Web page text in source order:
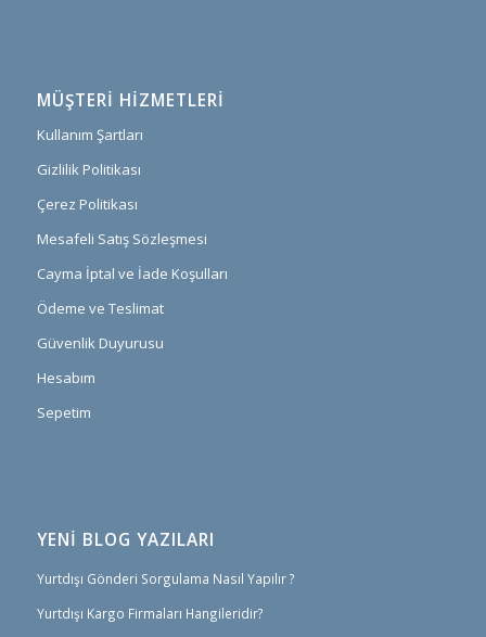
MÜŞTERI HIZMETLERI
Kullanım Şartları
Gizlilik Politikası
Çerez Politikası
Mesafeli Satış Sözleşmesi
Cayma İptal ve İade Koşulları
Ödeme ve Teslimat
Güvenlik Duyurusu
Hesabım
Sepetim
YENİ BLOG YAZILARI
Yurtdışı Gönderi Sorgulama Nasıl Yapılır ?
Yurtdışı Kargo Firmaları Hangileridir?